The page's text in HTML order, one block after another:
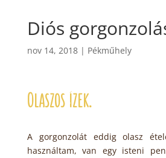
Diós
nov 14, 2018| Pékműhely
Olaszos ízek.
A gorgonzolát eddig olasz
használtam, van egy isteni